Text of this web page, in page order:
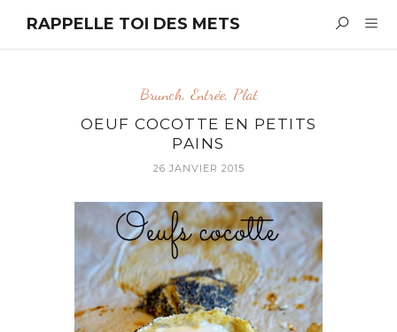
RAPPELLE TOI DES METS
Brunch, Entrée, Plat
OEUF COCOTTE EN PETITS
PAINS
26 JANVIER 2015